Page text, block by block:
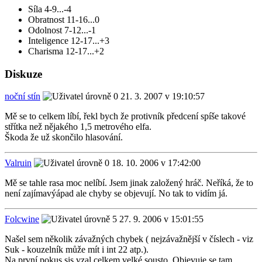
Síla 4-9...-4
Obratnost 11-16...0
Odolnost 7-12...-1
Inteligence 12-17...+3
Charisma 12-17...+2
Diskuze
noční stín
21. 3. 2007 v 19:10:57
Mě se to celkem líbí, řekl bych že protivník předcení spíše takové
střítka než nějakého 1,5 metrového elfa.
Škoda že už skončilo hlasování.
Valruin
18. 10. 2006 v 17:42:00
Mě se tahle rasa moc nelíbí. Jsem jinak založený hráč. Neříká, že to
není zajímavýápad ale chyby se objevují. No tak to vidím já.
Folcwine
27. 9. 2006 v 15:01:55
Našel sem několik závažných chybek ( nejzávažnější v číslech - viz
Suk - kouzelník může mít i int 22 atp.).